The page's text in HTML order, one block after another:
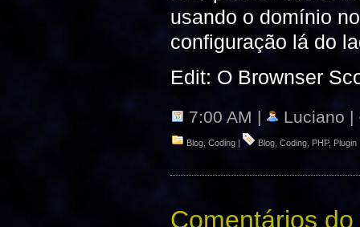
usando o domínio
configuração lá do
Edit: O Brownser
7:00 AM | Luciano |
Blog ,Coding | Blog ,Coding PHP, Plugin
Comentários